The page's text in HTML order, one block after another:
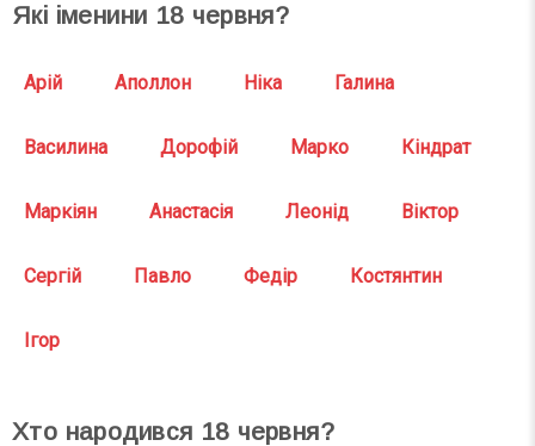
Які іменини 18 червня?
Арій Аполлон Ніка Галина
Василина Дорофій Марко Кіндрат
Маркіян Анастасія Леонід Віктор
Сергій Павло Федір Костянтин
Ігор
Хто народився 18 червня?